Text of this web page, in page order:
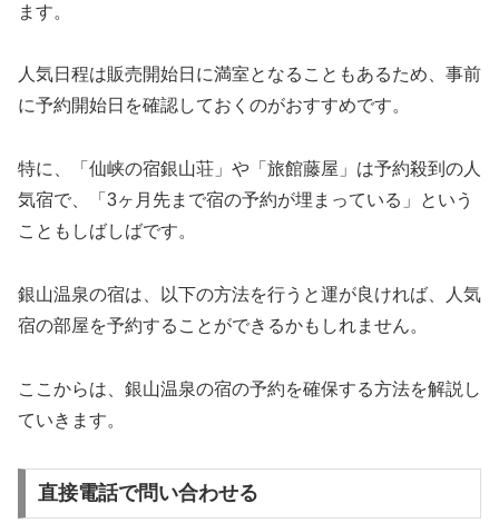
ます。
人気日程は販売開始日に満室となることもあるため、事前
に予約開始日を確認しておくのがおすすめです。
特に、「仙峡の宿銀山荘」や「旅館藤屋」は予約殺到の人
気宿で、「3ヶ月先まで宿の予約が埋まっている」という
こともしばしばです。
銀山温泉の宿は、以下の方法を行うと運が良ければ、人気
宿の部屋を予約することができるかもしれません。
ここからは、銀山温泉の宿の予約を確保する方法を解説し
ていきます。
直接電話で問い合わせる